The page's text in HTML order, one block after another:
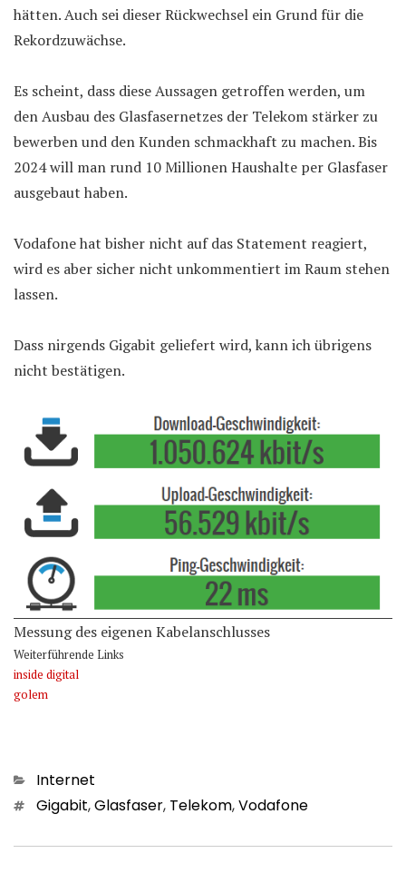
hätten. Auch sei dieser Rückwechsel ein Grund für die
Rekordzuwächse.
Es scheint, dass diese Aussagen getroffen werden, um
den Ausbau des Glasfasernetzes der Telekom stärker zu
bewerben und den Kunden schmackhaft zu machen. Bis
2024 will man rund 10 Millionen Haushalte per Glasfaser
ausgebaut haben.
Vodafone hat bisher nicht auf das Statement reagiert,
wird es aber sicher nicht unkommentiert im Raum stehen
lassen.
Dass nirgends Gigabit geliefert wird, kann ich übrigens
nicht bestätigen.
Messung des eigenen Kabelanschlusses
Weiterführende Links
inside digital
golem
Kategorien
Internet
Schlagwörter
Gigabit,Glasfaser, Telekom,Vodafone
Beitragsnavigation